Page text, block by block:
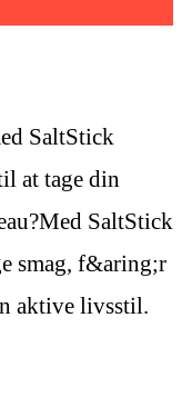
SaltStick
at tage din
SaltStick
smag, f&aring;r
aktive livsstil.